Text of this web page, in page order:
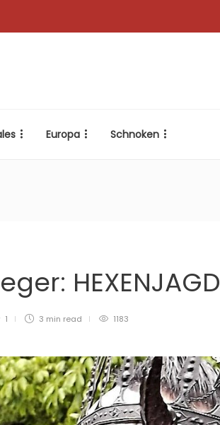
Europa Schnoken
HEXENJAGD
1 3 min read 1183